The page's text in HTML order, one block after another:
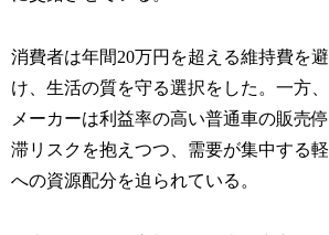
消費者は年間20万円を超える維持費を避
け、生活の質を守る選択をした。一方、
メーカーは利益率の高い普通車の販売停
滞リスクを抱えつつ、需要が集中する軽
への資源配分を迫られている。